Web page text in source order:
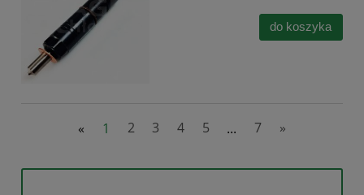
do koszyka
« 1 2 3 4 5 ... 7 »